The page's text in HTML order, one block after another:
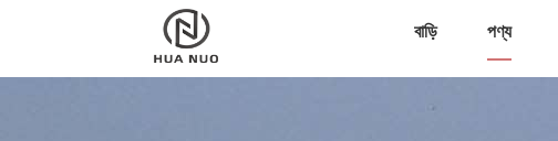
বাড়ি পণ্য